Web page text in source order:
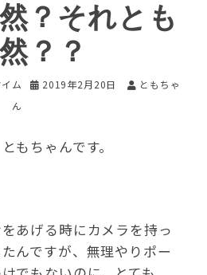
？それとも
？？
ム 2019年2月20日
ともちゃ
ん
もちゃんです。
あげる時にカメラを持っ
んですが、無理やりポー